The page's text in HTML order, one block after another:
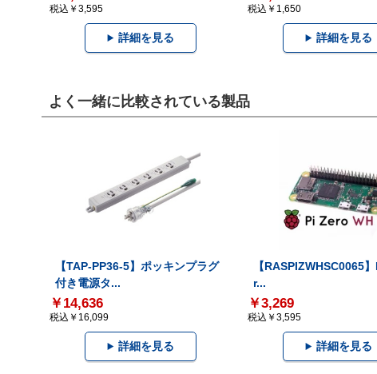
税込￥3,595
詳細を見る
税込￥1,650
詳細を見る
よく一緒に比較されている製品
【TAP-PP36-5】ポッキンプラグ
付き電源タ...
￥14,636
税込￥16,099
詳細を見る
【RASPIZWHSC0065
r...
￥3,269
税込￥3,595
詳細を見る